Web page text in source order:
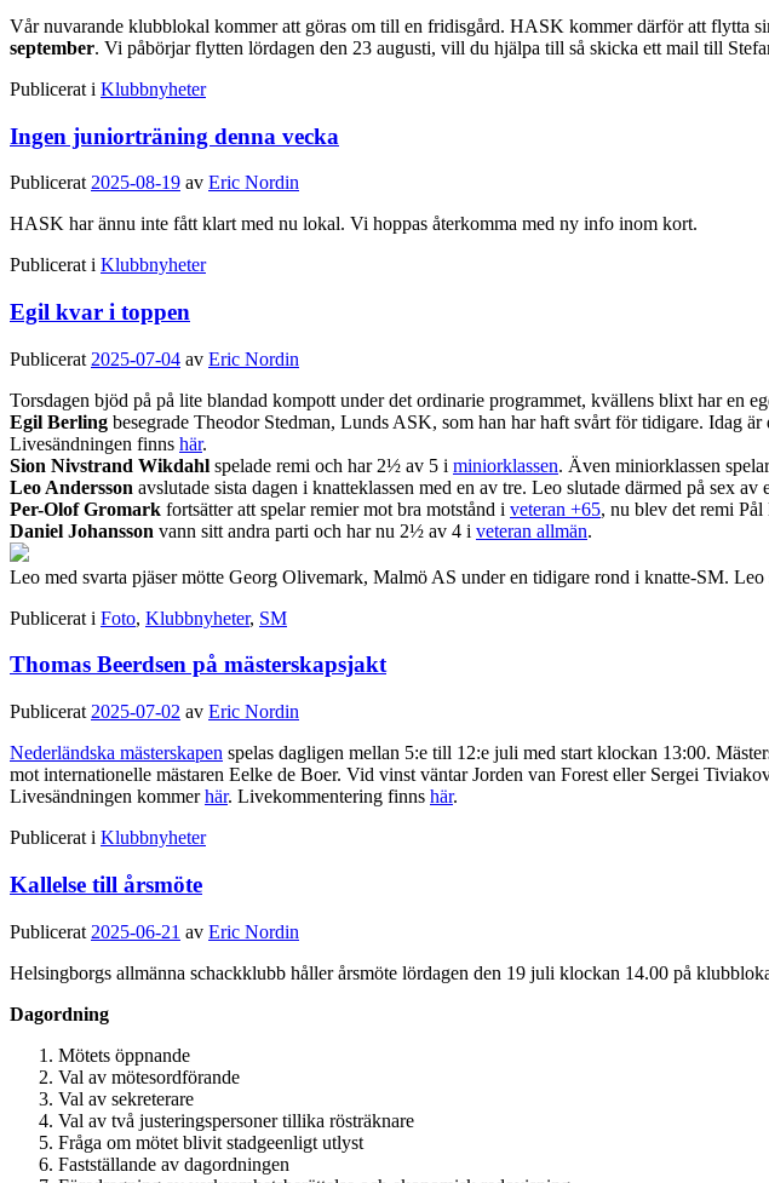
Vår nuvarande klubblokal kommer att göras om till en fridisgård. HASK kommer därför att flytta
september. Vi påbörjar flytten lördagen den 23 augusti, vill du hjälpa till så skicka ett mail till
Publicerat i Klubbnyheter
Ingen juniorträning denna vecka
Publicerat 2025-08-19 av Eric Nordin
HASK har ännu inte fått klart med nu lokal. Vi hoppas återkomma med ny info inom kort.
Publicerat i Klubbnyheter
Egil kvar i toppen
Publicerat 2025-07-04 av Eric Nordin
Torsdagen bjöd på på lite blandad kompott under det ordinarie programmet, kvällens blixt har en
Egil Berling besegrade Theodor Stedman, Lunds ASK, som han har haft svårt för tidigare. Idag är
Livesändningen finns här.
Sion Nivstrand Wikdahl spelade remi och har 2½ av 5 i miniorklassen. Även miniorklassen
Leo Andersson avslutade sista dagen i knatteklassen med en av tre. Leo slutade därmed på sex
Per-Olof Gromark fortsätter att spelar remier mot bra motstånd i veteran +65, nu blev det remi
Daniel Johansson vann sitt andra parti och har nu 2½ av 4 i veteran allmän.
Leo med svarta pjäser mötte Georg Olivemark, Malmö AS under en tidigare rond i knatte-SM.
Publicerat i Foto, Klubbnyheter, SM
Thomas Beerdsen på mästerskapsjakt
Publicerat 2025-07-02 av Eric Nordin
Nederländska mästerskapen spelas dagligen mellan 5:e till 12:e juli med start klockan 13:00.
mot internationelle mästaren Eelke de Boer. Vid vinst väntar Jorden van Forest eller Sergei
Livesändningen kommerhär. Livekommentering finns här.
Publicerat i Klubbnyheter
Kallelse till årsmöte
Publicerat 2025-06-21 av Eric Nordin
Helsingborgs allmänna schackklubb håller årsmöte lördagen den 19 juli klockan 14.00 på
Dagordning
Mötets öppnande
Val av mötesordförande
Val av sekreterare
Val av två justeringspersoner tillika rösträknare
Fråga om mötet blivit stadgeenligt utlyst
Fastställande av dagordningen